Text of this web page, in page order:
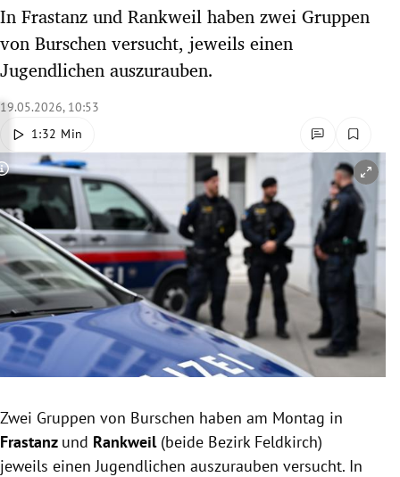
Untermenü
Untermenü
Untermenü
Untermenü
Untermenü
Untermenü
Untermenü
Untermenü
Untermenü
In Frastanz und Rankweil haben zwei Gruppen
von Burschen versucht, jeweils einen
Jugendlichen auszurauben.
19.05.2026, 10:53
1:32 Min
Copyright-Hinweis öffnen/schließen
Zwei Gruppen von Burschen haben am Montag in
Frastanz und Rankweil (beide Bezirk Feldkirch)
jeweils einen Jugendlichen auszurauben versucht. In